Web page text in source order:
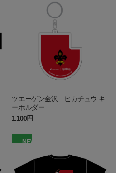
ツエーゲン金沢 ピカチュウ キ
ーホルダー
1,100円
NEW